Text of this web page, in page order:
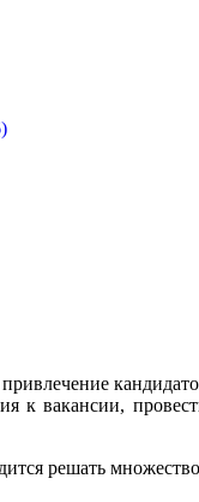
вакансии,
решать множество